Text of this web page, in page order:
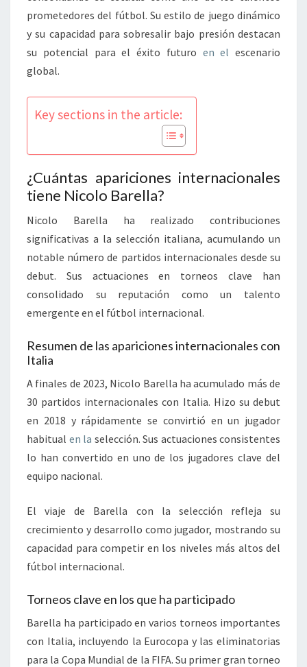
prometedores del fútbol. Su estilo de juego dinámico
y su capacidad para sobresalir bajo presión destacan
su potencial para el éxito futuro en el escenario
global.
Key sections in the article:
¿Cuántas apariciones internacionales
tiene Nicolo Barella?
Nicolo Barella ha realizado contribuciones
significativas a la selección italiana, acumulando un
notable número de partidos internacionales desde su
debut. Sus actuaciones en torneos clave han
consolidado su reputación como un talento
emergente en el fútbol internacional.
Resumen de las apariciones internacionales con
Italia
A finales de 2023, Nicolo Barella ha acumulado más de
30 partidos internacionales con Italia. Hizo su debut
en 2018 y rápidamente se convirtió en un jugador
habitual en la selección. Sus actuaciones consistentes
lo han convertido en uno de los jugadores clave del
equipo nacional.
El viaje de Barella con la selección refleja su
crecimiento y desarrollo como jugador, mostrando su
capacidad para competir en los niveles más altos del
fútbol internacional.
Torneos clave en los que ha participado
Barella ha participado en varios torneos importantes
con Italia, incluyendo la Eurocopa y las eliminatorias
para la Copa Mundial de la FIFA. Su primer gran torneo